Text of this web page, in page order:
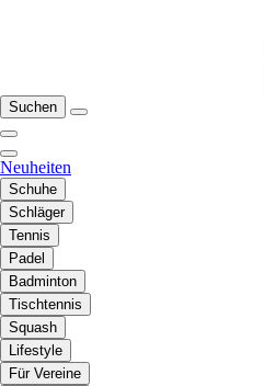
Suchen
Neuheiten
Schuhe
Schläger
Tennis
Padel
Badminton
Tischtennis
Squash
Lifestyle
Für Vereine